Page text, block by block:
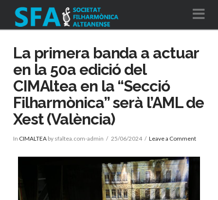
La primera banda a actuar
en la 50a edició del
CIMAltea en la “Secció
Filharmònica” serà l’AML de
Xest (València)
In CIMALTEAby sfaltea.com-admin 25/06/2024 Leave a Comment